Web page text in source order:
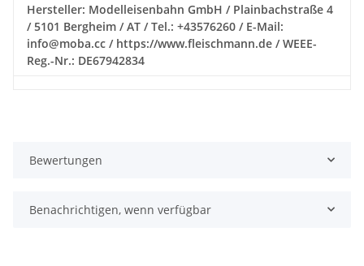
Hersteller: Modelleisenbahn GmbH / Plainbachstraße 4
/ 5101 Bergheim / AT / Tel.: +43576260 / E-Mail:
info@moba.cc / https://www.fleischmann.de / WEEE-
Reg.-Nr.: DE67942834
Bewertungen
Benachrichtigen, wenn verfügbar